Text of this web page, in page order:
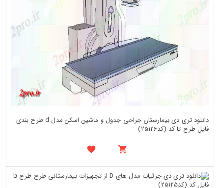
دانلود تری دی بیمارستان جراحی جدول و ماشین اسکن مدل d طرح بندی
فایل طرح تا کد (کد25126)